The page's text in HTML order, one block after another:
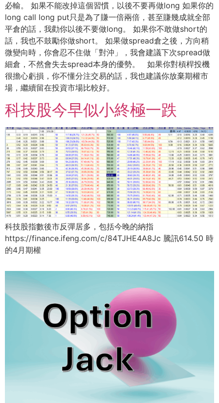
必輸。 如果不能改掉這個習慣，以後不要再做long 如果你的
long call long put只是為了賺一倍兩倍，甚至賺幾成就全部
平倉的話，我勸你以後不要做long。 如果你不敢做short的
話，我也不鼓勵你做short。 如果做spread倉之後，方向稍
微變向時，你會忍不住做「對沖」，我會建議下次spread做
細倉，不然會失去spread本身的優勢。 如果你對槓桿投機
很擔心虧損，你不懂分注交易的話，我也建議你放棄期權市
場，繼續留在投資市場比較好。
科技股今早似小終極一跌
科技股指數後市反彈居多，包括今晚的納指
https://finance.ifeng.com/c/84TJHE4A8Jc 騰訊614.50 時
的4月期權